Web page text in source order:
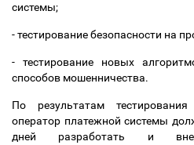
системы;
- тестирование безопасности на
- тестирование новых
способов мошенничества.
По результатам
оператор платежной системы
дней разработать и